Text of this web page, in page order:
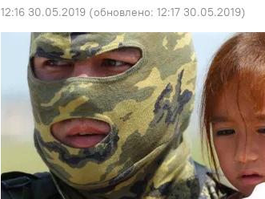
12:16 30.05.2019 (обновлено: 12:17 30.05.2019)